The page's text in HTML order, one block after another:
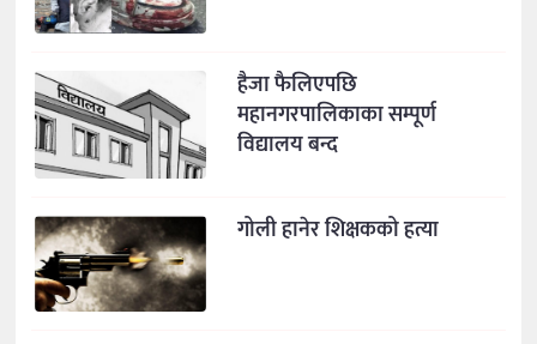
हैजा फैलिएपछि
महानगरपालिकाका सम्पूर्ण
विद्यालय बन्द
गोली हानेर शिक्षकको हत्या